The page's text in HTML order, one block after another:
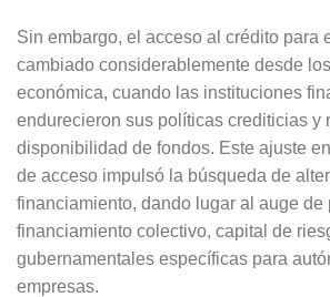
Sin embargo, el acceso al crédito para
cambiado considerablemente desde
económica, cuando las instituciones
endurecieron sus políticas crediticias y
disponibilidad de fondos. Este ajuste
de acceso impulsó la búsqueda de
financiamiento, dando lugar al auge de
financiamiento colectivo, capital de
gubernamentales específicas para
empresas.